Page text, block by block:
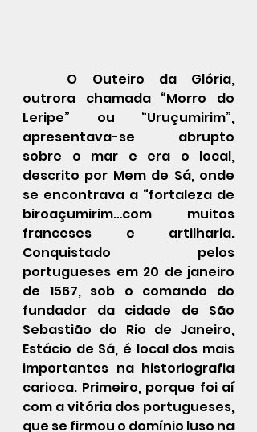
O Outeiro da Glória,
outrora chamada “Morro do
Leripe” ou “Uruçumirim”,
apresentava-se abrupto
sobre o mar e era o local,
descrito por Mem de Sá, onde
se encontrava a “fortaleza de
biroaçumirim…com muitos
franceses e artilharia.
Conquistado pelos
portugueses em 20 de janeiro
de 1567, sob o comando do
fundador da cidade de São
Sebastião do Rio de Janeiro,
Estácio de Sá, é local dos mais
importantes na historiografia
carioca. Primeiro, porque foi aí
com a vitória dos portugueses,
que se firmou o domínio luso na